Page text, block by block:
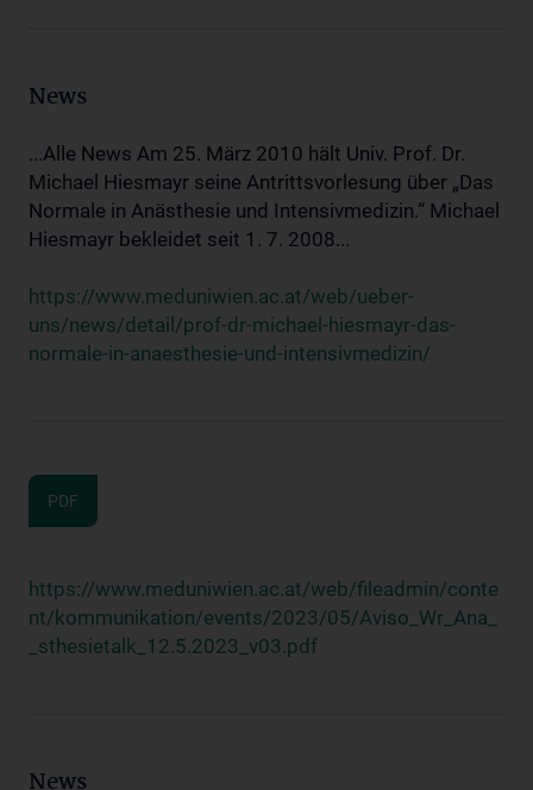
News
...Alle News Am 25. März 2010 hält Univ. Prof. Dr.
Michael Hiesmayr seine Antrittsvorlesung über „Das
Normale in Anästhesie und Intensivmedizin.“ Michael
Hiesmayr bekleidet seit 1. 7. 2008...
https://www.meduniwien.ac.at/web/ueber-
uns/news/detail/prof-dr-michael-hiesmayr-das-
normale-in-anaesthesie-und-intensivmedizin/
PDF
https://www.meduniwien.ac.at/web/fileadmin/conte
nt/kommunikation/events/2023/05/Aviso_Wr_Ana_
_sthesietalk_12.5.2023_v03.pdf
News